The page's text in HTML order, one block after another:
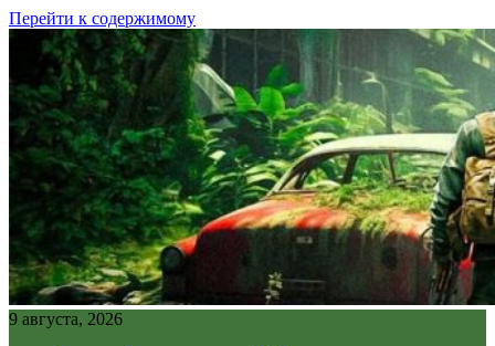
Перейти к содержимому
9 августа, 2026